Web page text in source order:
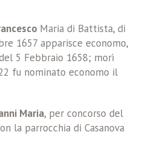
Maria di Battista, di
1657 apparisce economo,
5 Febbraio 1658; morì
fu nominato economo il
Maria, per concorso del
la parrocchia di Casanova